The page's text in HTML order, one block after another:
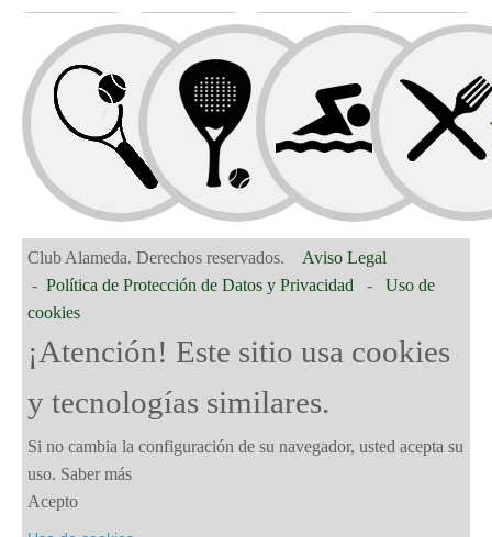
Gimnasio
Parque Infantil
Pádel de hierba
artificial
iluminadas.
MÁS
INFO.
Club Alameda. Derechos reservados. Aviso Legal
- Política de Protección de Datos y Privacidad - Uso de
cookies
¡Atención! Este sitio usa cookies
y tecnologías similares.
Si no cambia la configuración de su navegador, usted acepta su
uso. Saber más
Acepto